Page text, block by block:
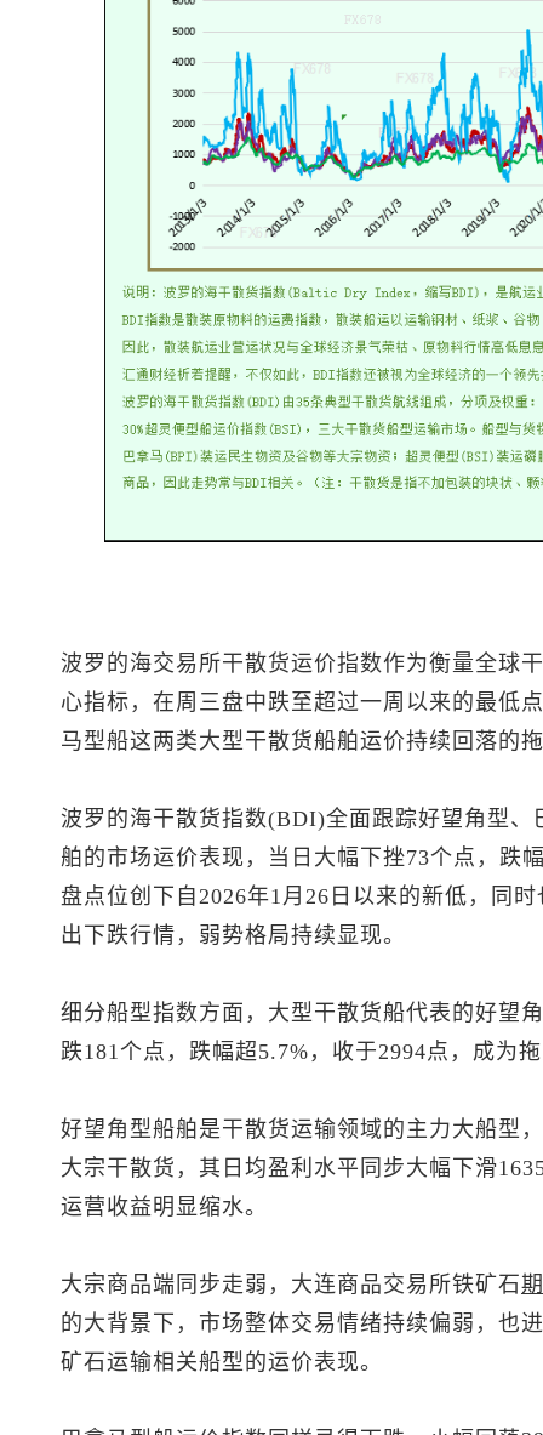
波罗的海交易所干散货运价指数作为衡量全球
心指标，在周三盘中跌至超过一周以来的最低
马型船这两类大型干散货船舶运价持续回落的
波罗的海干散货指数(BDI)全面跟踪好望角型
舶的市场运价表现，当日大幅下挫73个点，跌
盘点位创下自2026年1月26日以来的新低，同
出下跌行情，弱势格局持续显现。
细分船型指数方面，大型干散货船代表的好望
跌181个点，跌幅超5.7%，收于2994点，成为
好望角型船舶是干散货运输领域的主力大船型
大宗干散货，其日均盈利水平同步大幅下滑
运营收益明显缩水。
大宗商品端同步走弱，大连商品交易所铁矿石
的大背景下，市场整体交易情绪持续偏弱，也
矿石运输相关船型的运价表现。